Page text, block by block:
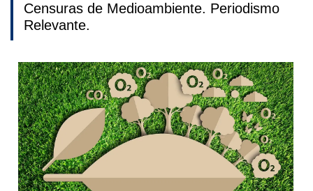
Censuras de Medioambiente. Periodismo
Relevante.